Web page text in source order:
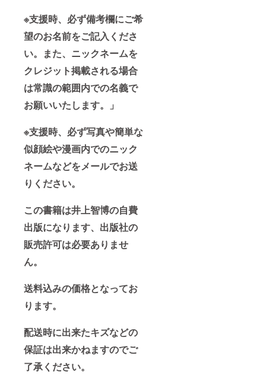
※支援時、必ず備考欄にご希
望のお名前をご記入くださ
い。また、ニックネームを
クレジット掲載される場合
は常識の範囲内での名義で
お願いいたします。」
※支援時、必ず写真や簡単な
似顔絵や漫画内でのニック
ネームなどをメールでお送
りください。
この書籍は井上智博の自費
出版になります、出版社の
販売許可は必要ありませ
ん。
送料込みの価格となってお
ります。
配送時に出来たキズなどの
保証は出来かねますのでご
了承ください。